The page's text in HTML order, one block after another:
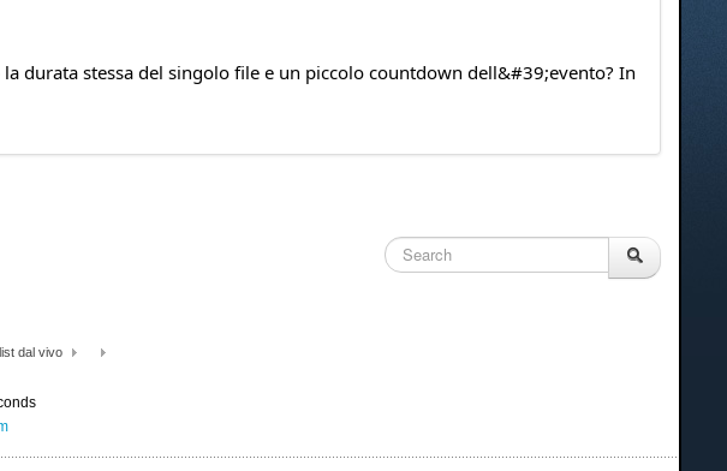
durata stessa del singolo file e un piccolo countdown dell&#39;evento? In
dal vivo